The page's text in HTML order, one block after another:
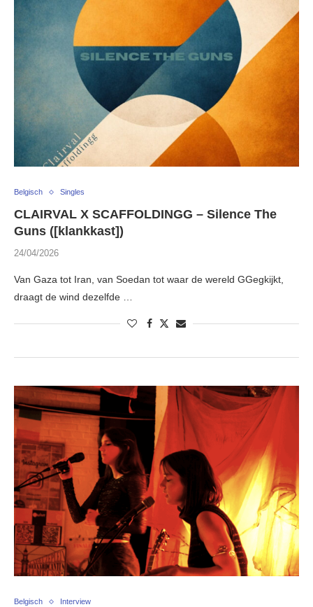
Belgisch Singles
CLAIRVAL X SCAFFOLDINGG – Silence The
Guns ([klankkast])
24/04/2026
Van Gaza tot Iran, van Soedan tot waar de wereld GGegkijkt,
draagt de wind dezelfde …
Belgisch Interview